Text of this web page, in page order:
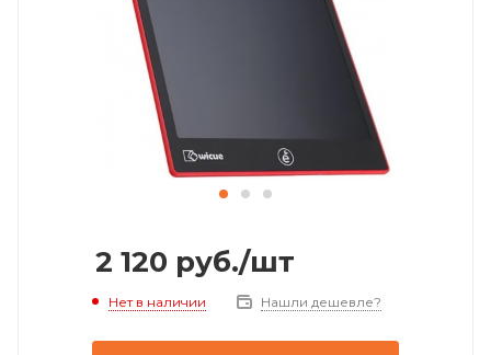
2 120 руб./шт
Нет в наличии Нашли дешевле?